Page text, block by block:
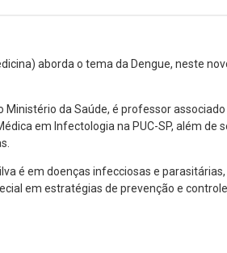
aborda o tema da Dengue, neste
da Saúde, é professor associado
em Infectologia na PUC-SP, além de
é em doenças infecciosas e
em estratégias de prevenção e controle.